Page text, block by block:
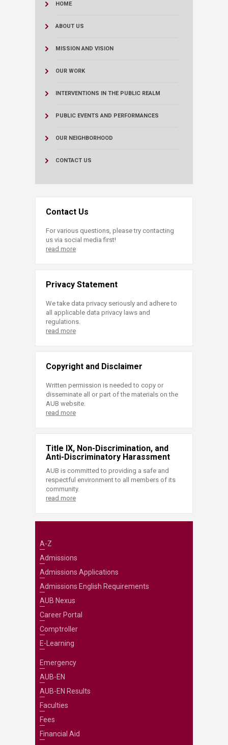
HOME
ABOUT US
MISSION AND VISION
OUR WORK
INTERVENTIONS IN THE PUBLIC REALM
PUBLIC EVENTS AND PERFORMANCES
OUR NEIGHBORHOOD
CONTACT US
Contact Us
For various questions, please try contacting
us via social media first!
read more
Privacy Statement
We take data privacy seriously and adhere to
all applicable data privacy laws and
regulations.
read more
Copyright and Disclaimer
Written permission is needed to copy or
disseminate all or part of the materials on the
AUB website.
read more
Title IX, Non-Discrimination, and
Anti-Discriminatory Harassment
AUB is committed to providing a safe and
respectful environment to all members of its
community.
read more
A-Z
Admissions
Admissions Applications
Admissions English Requirements
AUB Nexus
Career Portal
Comptroller
E-Learning
Emergency
AUB-EN
AUB-EN Results
Faculties
Fees
Financial Aid